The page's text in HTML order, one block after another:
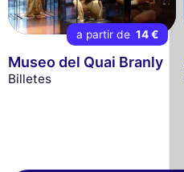
a partir de 14 €
Museo del Quai Branly
Billetes